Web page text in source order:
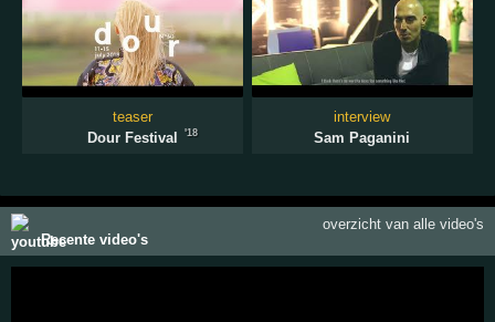
teaser
Dour Festival
'18
interview
Sam Paganini
Recente video's
overzicht van alle video's